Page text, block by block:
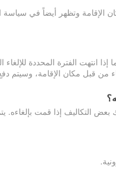
الإقامة وتظهر أيضاً في سياسة
انتهت الفترة المحددة
من قبل مكان الإقامة، وسيتم
بعض التكاليف إذا قمت